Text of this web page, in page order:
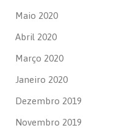
Maio 2020
Abril 2020
Março 2020
Janeiro 2020
Dezembro 2019
Novembro 2019